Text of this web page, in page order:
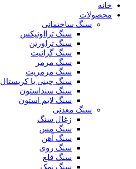
خانه
محصولات
سنگ ساختمانی
سنگ ترااونیکس
سنگ تراورتن
سنگ گرانیت
سنگ مرمر
سنگ مرمریت
سنگ چینی یا کریستال
سنگ سنداستون
سنگ لایم استون
سنگ معدنی
زغال سنگ
سنگ مس
سنگ آهن
سنگ روی
سنگ قلع
سنگ نمک